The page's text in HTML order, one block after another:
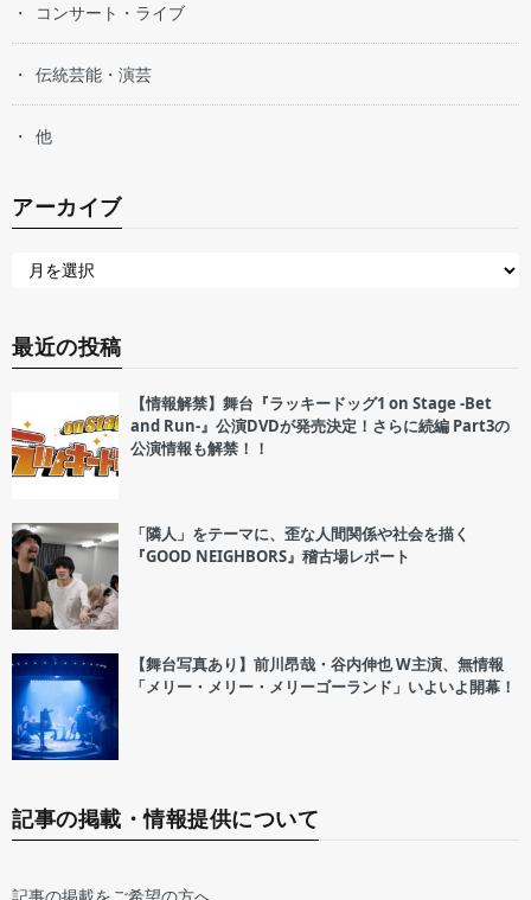
コンサート・ライブ
伝統芸能・演芸
他
アーカイブ
最近の投稿
【情報解禁】舞台『ラッキードッグ1 on Stage -Bet
and Run-』公演DVDが発売決定！さらに続編 Part3の
公演情報も解禁！！
「隣人」をテーマに、歪な人間関係や社会を描く
『GOOD NEIGHBORS』稽古場レポート
【舞台写真あり】前川昂哉・谷内伸也 W主演、無情報
「メリー・メリー・メリーゴーランド」いよいよ開幕！
記事の掲載・情報提供について